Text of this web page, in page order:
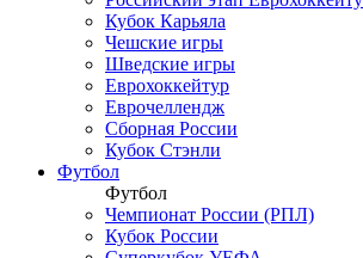
Кубок Карьяла
Чешские игры
Шведские игры
Еврохоккейтур
Еврочеллендж
Сборная России
Кубок Стэнли
Футбол
Футбол
Чемпионат России (РПЛ)
Кубок России